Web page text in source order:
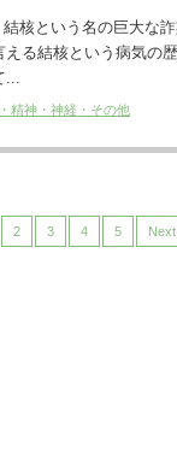
核という名の巨大な
る結核という病気の
精神・神経・その他
2 3 4 5 Next